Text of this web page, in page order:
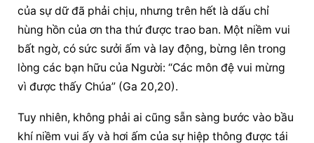
của sự dữ đã phải chịu, nhưng trên hết là dấu chỉ
hùng hồn của ơn tha thứ được trao ban. Một niềm vui
bất ngờ, có sức sưởi ấm và lay động, bừng lên trong
lòng các bạn hữu của Người: “Các môn đệ vui mừng
vì được thấy Chúa” (Ga 20,20).
Tuy nhiên, không phải ai cũng sẵn sàng bước vào bầu
khí niềm vui ấy và hơi ấm của sự hiệp thông được tái